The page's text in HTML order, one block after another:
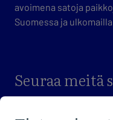
avoimena satoja
Suomessa ja
Seuraa meitä